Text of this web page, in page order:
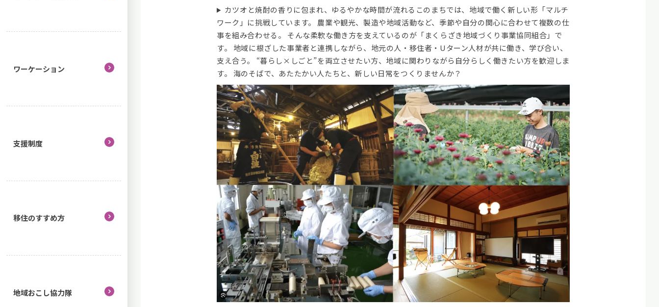
ワーケーション
支援制度
移住のすすめ方
地域おこし協力隊
カツオと焼酎の香りに包まれ、ゆるやかな時間が流れるこのまちでは、地域で働く新しい形「マルチ
ワーク」に挑戦しています。 農業や観光、製造や地域活動など、季節や自分の関心に合わせて複数の仕
事を組み合わせる。 そんな柔軟な働き方を支えているのが「まくらざき地域づくり事業協同組合」で
す。 地域に根ざした事業者と連携しながら、地元の人・移住者・Uターン人材が共に働き、学び合い、
支え合う。 “暮らし×しごと”を両立させたい方、地域に関わりながら自分らしく働きたい方を歓迎しま
す。 海のそばで、あたたかい人たちと、新しい日常をつくりませんか？